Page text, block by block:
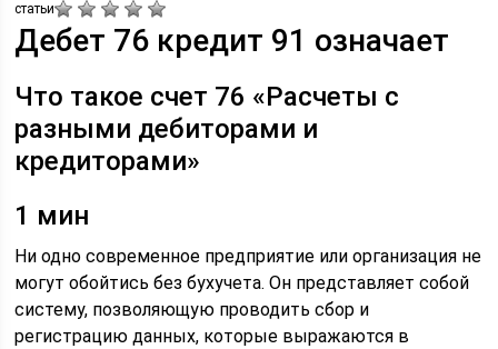
статьи
Дебет 76 кредит 91 означает
Что такое счет 76 «Расчеты с
разными дебиторами и
кредиторами»
1 мин
Ни одно современное предприятие или организация не
могут обойтись без бухучета. Он представляет собой
систему, позволяющую проводить сбор и
регистрацию данных, которые выражаются в